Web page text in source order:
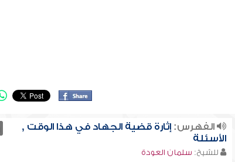
الفهرس: إثارة قضية الجهاد في هذا الوقت ,
الأسئلة
للشيخ: سلمان العودة